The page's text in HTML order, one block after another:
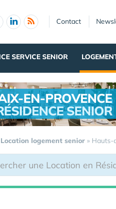
Contact
SERVICE SENIOR
EN-PROVENCE
SENIOR
Location logement senior » Hauts-